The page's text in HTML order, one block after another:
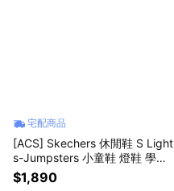
宅配商品
[ACS] Skechers 休閒鞋 S Light
s-Jumpsters 小童鞋 燈鞋 學步
鞋 紫 魔鬼氈 303068NLAV
$1,890